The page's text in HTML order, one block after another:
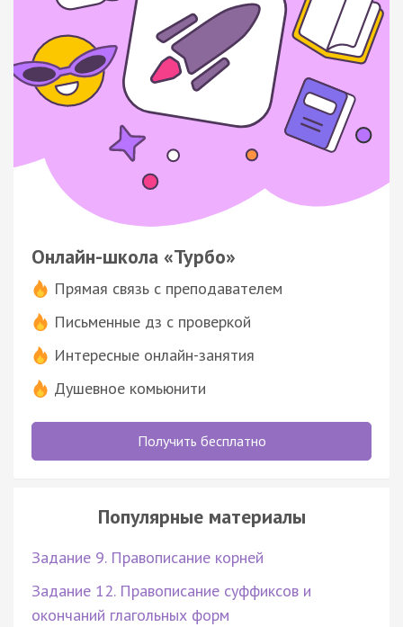
Онлайн-школа «Турбо»
Прямая связь с преподавателем
Письменные дз с проверкой
Интересные онлайн-занятия
Душевное комьюнити
Получить бесплатно
Популярные материалы
Задание 9. Правописание корней
Задание 12. Правописание суффиксов и
окончаний глагольных форм